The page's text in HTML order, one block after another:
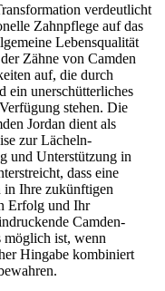
verdeutlicht
Zahnpflege auf das
Lebensqualität
Zähne von Camden
auf, die durch
ein unerschütterliches
stehen. Die
Jordan dient als
zur Lächeln-
und Unterstützung in
dass eine
Ihre zukünftigen
Erfolg und Ihr
Camden-
möglich ist, wenn
Hingabe kombiniert